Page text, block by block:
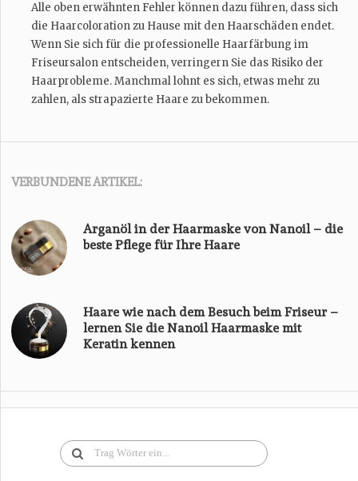
Alle oben erwähnten Fehler können dazu führen, dass sich
die Haarcoloration zu Hause mit den Haarschäden endet.
Wenn Sie sich für die professionelle Haarfärbung im
Friseursalon entscheiden, verringern Sie das Risiko der
Haarprobleme. Manchmal lohnt es sich, etwas mehr zu
zahlen, als strapazierte Haare zu bekommen.
VERBUNDENE ARTIKEL:
Arganöl in der Haarmaske von Nanoil – die
beste Pflege für Ihre Haare
Haare wie nach dem Besuch beim Friseur –
lernen Sie die Nanoil Haarmaske mit
Keratin kennen